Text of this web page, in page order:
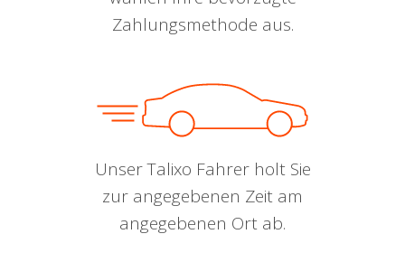
Zahlungsmethode aus.
Unser Talixo Fahrer holt Sie
zur angegebenen Zeit am
angegebenen Ort ab.